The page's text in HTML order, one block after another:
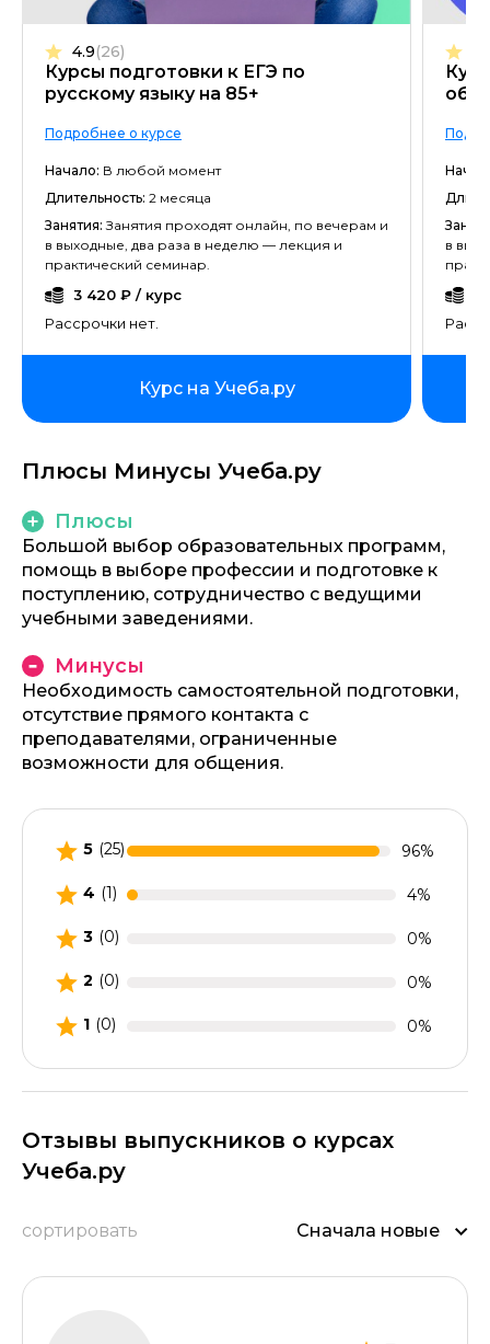
Курсы подготовки к ЕГЭ по
русскому языку на 85+
4.9(26)
Подробнее о курсе
Начало: В любой момент
Длительность: 2 месяца
Занятия: Занятия проходят онлайн, по вечерам и
в выходные, два раза в неделю — лекция и
практический семинар.
3 420 ₽ / курс
Рассрочки нет.
Курс на Учеба.ру
в
Плюсы Минусы Учеба.ру
Плюсы
Большой выбор образовательных программ,
помощь в выборе профессии и подготовке к
поступлению, сотрудничество с ведущими
учебными заведениями.
Минусы
Необходимость самостоятельной подготовки,
отсутствие прямого контакта с
преподавателями, ограниченные
возможности для общения.
5 (25) 96%
4 (1) 4%
3 (0) 0%
2 (0) 0%
1 (0) 0%
Отзывы выпускников о курсах
Учеба.ру
сортировать Сначала новые